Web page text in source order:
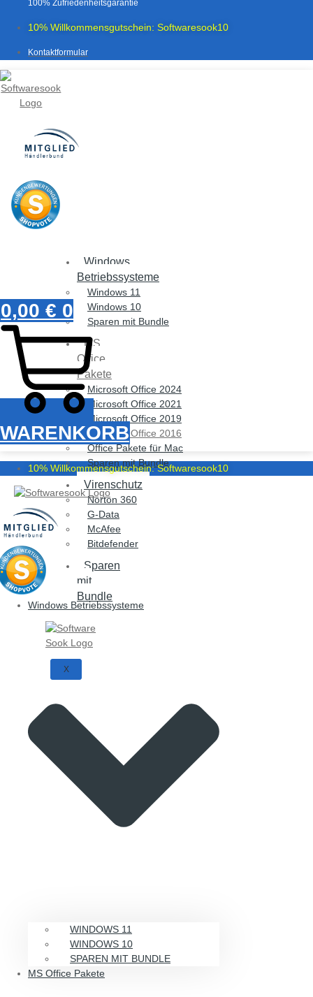
100% Zufriedenheitsgarantie
10% Willkommensgutschein: Softwaresook10
Kontaktformular
Windows
Betriebssysteme
Windows 11
Windows 10
Sparen mit Bundle
MS
Office
Pakete
Microsoft Office 2024
Microsoft Office 2021
Microsoft Office 2019
Microsoft Office 2016
Office Pakete für Mac
Sparen mit Bundle
Virenschutz
Norton 360
G-Data
McAfee
Bitdefender
Sparen
mit
Bundle
X
0,00 € 0
WARENKORB
10% Willkommensgutschein: Softwaresook10
Windows Betriebssysteme
WINDOWS 11
WINDOWS 10
SPAREN MIT BUNDLE
MS Office Pakete